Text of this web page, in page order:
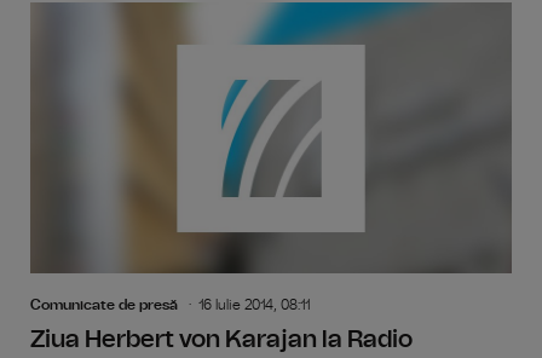
Comunicate de presă 16 Iulie 2014, 08:11
Ziua Herbert von Karajan la Radio